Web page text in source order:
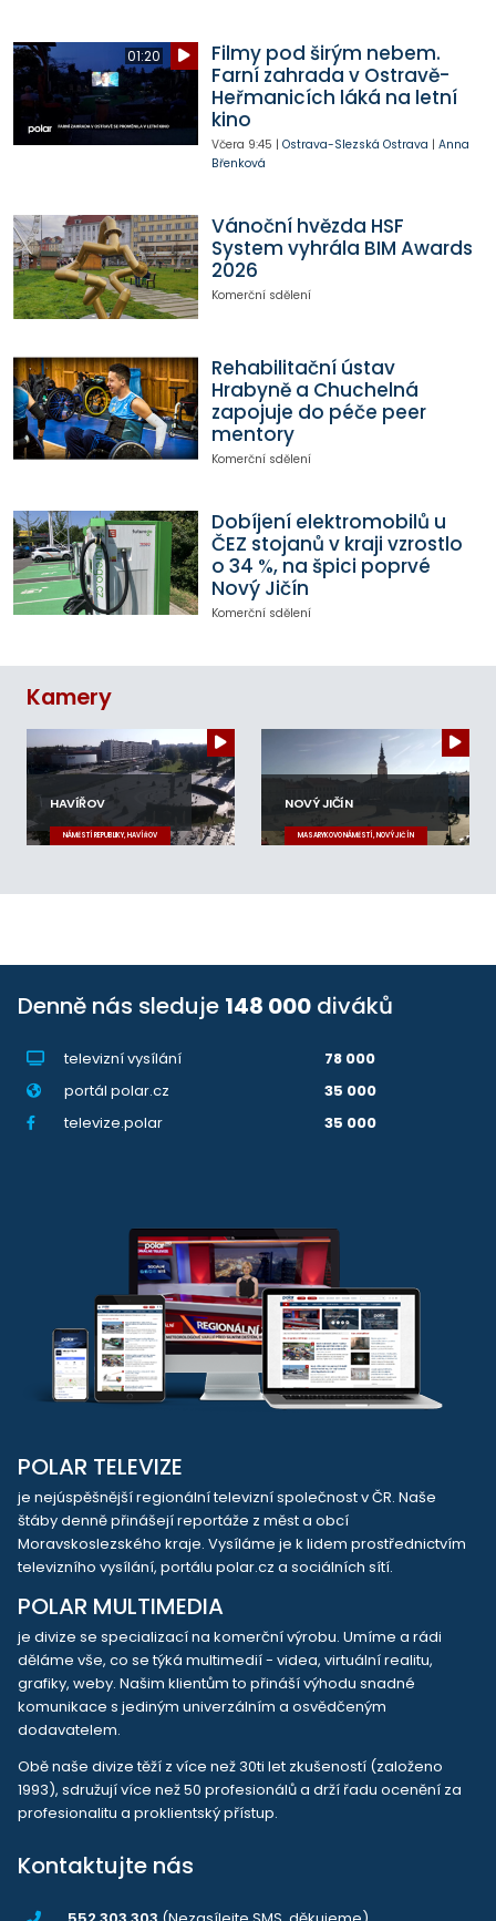
01:20
Filmy pod širým nebem.
Farní zahrada v Ostravě-
Heřmanicích láká na letní
kino
Včera 9:45 | Ostrava-Slezská Ostrava | Anna
Břenková
Vánoční hvězda HSF
System vyhrála BIM Awards
2026
Komerční sdělení
Rehabilitační ústav
Hrabyně a Chuchelná
zapojuje do péče peer
mentory
Komerční sdělení
Dobíjení elektromobilů u
ČEZ stojanů v kraji vzrostlo
o 34 %, na špici poprvé
Nový Jičín
Komerční sdělení
Kamery
HAVÍŘOV
NÁMĚSTÍ REPUBLIKY, HAVÍŘOV
NOVÝ JIČÍN
MASARYKOVO NÁMĚSTÍ, NOVÝ JIČÍN
Denně nás sleduje 148 000 diváků
televizní vysílání
78 000
portál polar.cz
35 000
televize.polar
35 000
POLAR TELEVIZE
je nejúspěšnější regionální televizní společnost v ČR. Naše
štáby denně přinášejí reportáže z měst a obcí
Moravskoslezského kraje. Vysíláme je k lidem prostřednictvím
televizního vysílání, portálu polar.cz a sociálních sítí.
POLAR MULTIMEDIA
je divize se specializací na komerční výrobu. Umíme a rádi
děláme vše, co se týká multimedií - videa, virtuální realitu,
grafiky, weby. Našim klientům to přináší výhodu snadné
komunikace s jediným univerzálním a osvědčeným
dodavatelem.
Obě naše divize těží z více než 30ti let zkušeností (založeno
1993), sdružují více než 50 profesionálů a drží řadu ocenění za
profesionalitu a proklientský přístup.
Kontaktujte nás